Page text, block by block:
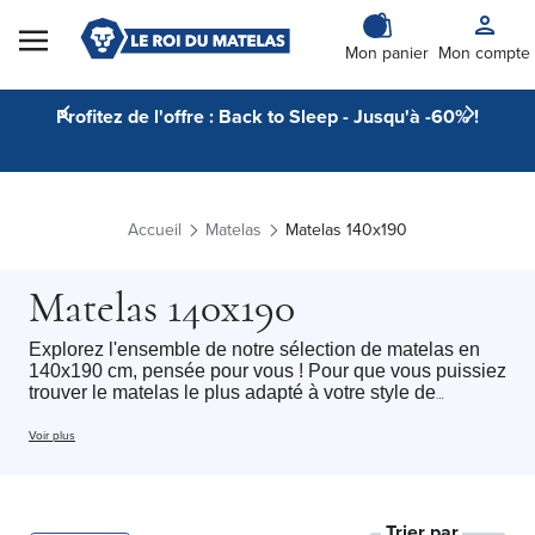
Skip to Content
Mon panier Mon compte
Profitez de l'offre : Back to Sleep - Jusqu'à -60% !
Accueil Matelas Matelas 140x190
Matelas 140x190
Explorez l'ensemble de notre sélection de matelas en
140x190 cm, pensée pour vous ! Pour que vous puissiez
trouver le matelas le plus adapté à votre style de
matelas 140x190 cm Le roi du matelas avec tous type
: chaque dormeur peut trouver le
Voir plus